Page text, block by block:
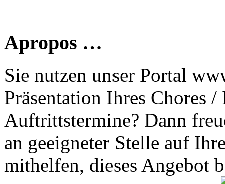
Apropos …
Sie nutzen unser Portal
Präsentation Ihres Chores
Auftrittstermine? Dann
an geeigneter Stelle auf
mithelfen, dieses Angebot